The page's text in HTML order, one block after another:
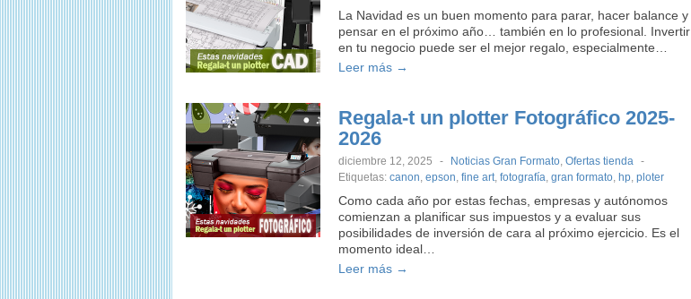
La Navidad es un buen momento para parar, hacer balance y
pensar en el próximo año… también en lo profesional. Invertir
en tu negocio puede ser el mejor regalo, especialmente…
Leer más →
Regala-t un plotter Fotográfico 2025-
2026
diciembre 12, 2025 - Noticias Gran Formato, Ofertas tienda -
Etiquetas: canon, epson, fine art, fotografía, gran formato, hp, ploter
Como cada año por estas fechas, empresas y autónomos
comienzan a planificar sus impuestos y a evaluar sus
posibilidades de inversión de cara al próximo ejercicio. Es el
momento ideal…
Leer más →